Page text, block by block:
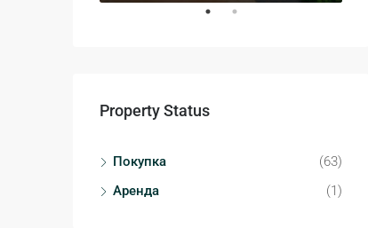
Property Status
Покупка
(63)
Аренда
(1)